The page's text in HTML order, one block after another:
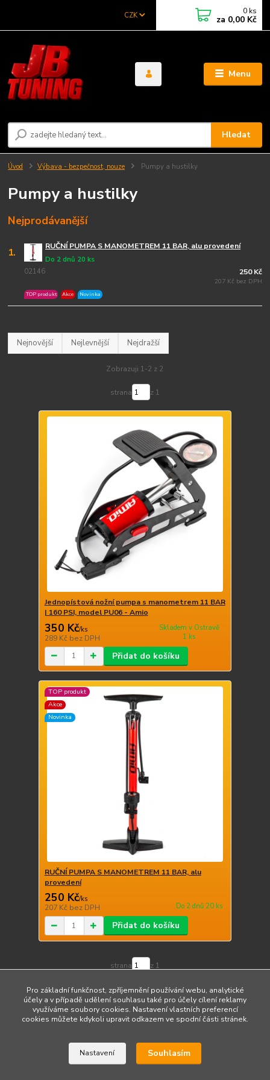
Menu
CZK
Hledat
0 ks
za 0,00 Kč
Úvod Výbava - bezpečnost, nouze Pumpy a hustilky
Pumpy a hustilky
Nejprodávanější
1. RUČNÍ PUMPA S MANOMETREM 11 BAR, alu provedení
02146
Do 2 dnů 20 ks
TOP produkt Akce Novinka
250 Kč
207 Kč bez DPH
Nejnovější Nejlevnější Nejdražší
Zobrazuji 1-2 z 2
strana z 1
Jednopístová nožní pumpa s manometrem 11 BAR
| 160 PSI, model PU06 - Amio
350 Kč/ks
289 Kč bez DPH
Skladem v Ostravě
1 ks
Přidat do košíku
TOP produkt
Akce
Novinka
RUČNÍ PUMPA S MANOMETREM 11 BAR, alu
provedení
250 Kč/ks
207 Kč bez DPH Do 2 dnů 20 ks
Přidat do košíku
strana z 1
Upravit sběr cookies.
Pro základní funkčnost, zpříjemnění používání webu, analytické
účely a v případě udělení souhlasu také pro účely cílení reklamy
využíváme soubory cookies. Nastavení vlastních preferencí
cookies můžete kdykoli upravit odkazem ve spodní části stránek.
Nastavení Souhlasím